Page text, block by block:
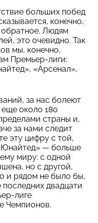
больших побед
конечно,
Людям
это очевидно. Так
мы, конечно,
Премьер-лиги:
«Арсенал»,
за нас болеют
около 180
страны и,
за нами следит
эту цифру с той,
Юнайтед» — больше
миру: с одной
но с другой,
и рядом не было бы,
двадцати
лиге
Чемпионов.